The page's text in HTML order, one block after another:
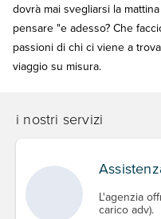
dovrà mai svegliarsi la
pensare "e adesso? Che
passioni di chi ci viene a
viaggio su misura.
i nostri servizi
L'agenzia
carico adv).